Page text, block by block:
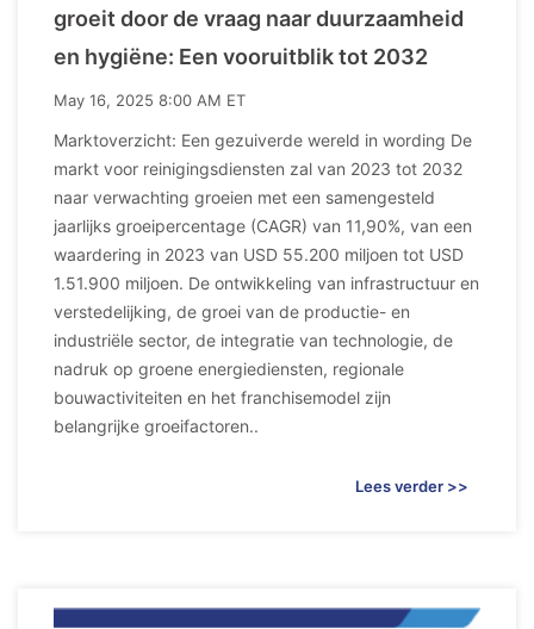
groeit door de vraag naar duurzaamheid
en hygiëne: Een vooruitblik tot 2032
May 16, 2025 8:00 AM ET
Marktoverzicht: Een gezuiverde wereld in wording De
markt voor reinigingsdiensten zal van 2023 tot 2032
naar verwachting groeien met een samengesteld
jaarlijks groeipercentage (CAGR) van 11,90%, van een
waardering in 2023 van USD 55.200 miljoen tot USD
1.51.900 miljoen. De ontwikkeling van infrastructuur en
verstedelijking, de groei van de productie- en
industriële sector, de integratie van technologie, de
nadruk op groene energiediensten, regionale
bouwactiviteiten en het franchisemodel zijn
belangrijke groeifactoren..
Lees verder >>